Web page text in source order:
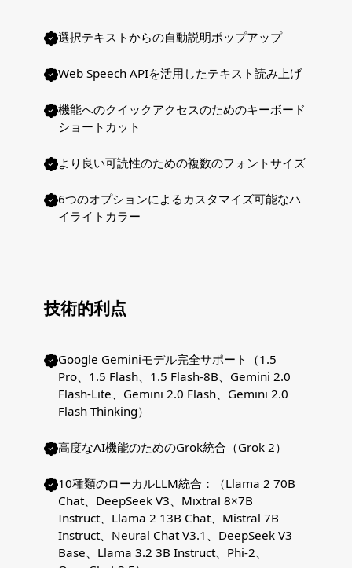
選択テキストからの自動説明ポップアップ
Web Speech APIを活用したテキスト読み上げ
機能へのクイックアクセスのためのキーボード
ショートカット
より良い可読性のための複数のフォントサイズ
6つのオプションによるカスタマイズ可能なハ
イライトカラー
技術的利点
Google Geminiモデル完全サポート（1.5
Pro、1.5 Flash、1.5 Flash-8B、Gemini 2.0
Flash-Lite、Gemini 2.0 Flash、Gemini 2.0
Flash Thinking）
高度なAI機能のためのGrok統合（Grok 2）
10種類のローカルLLM統合：（Llama 2 70B
Chat、DeepSeek V3、Mixtral 8×7B
Instruct、Llama 2 13B Chat、Mistral 7B
Instruct、Neural Chat V3.1、DeepSeek V3
Base、Llama 3.2 3B Instruct、Phi-2、